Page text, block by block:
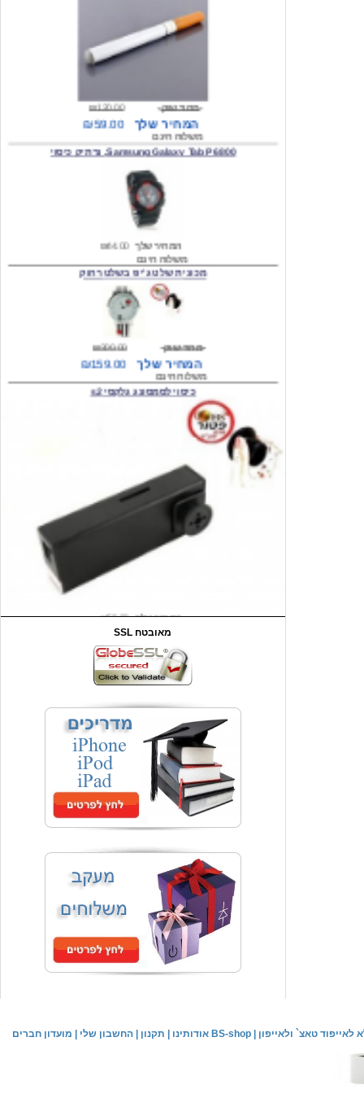
₪120.00
משלוח חינם
Samsung Galaxy Tab P6800, נרתיק כיסוי
המחיר שלך
משלוח חינם
₪300.00 מחיר שוק
₪159.00
כיסוי לסמסונג גלקסי s2
₪59.00
₪90.00 מחיר שוק
₪49.00 המחיר כולל משלוח :
כיסוי אחורי לאייפון 4/4S
₪59.00
המחיר שלך
משלוח חינם
שעון יד אופנתי
₪59.00
המחיר שלך
משלוח חינם
שעון יד לילדים \ הלו קיטי - לבן
₪44.00 המחיר שלך
SSL מאובטח
מועדון חברים החשבון שלי תקנון אודותינו BS-shop טאצ` ולאייפון